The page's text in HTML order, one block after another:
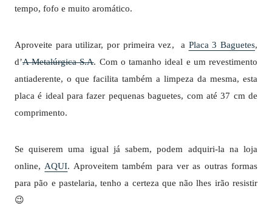
tempo, fofo e muito aromático.
Aproveite para utilizar, por primeira vez, a Placa 3 Baguetes,
d’A Metalúrgica S.A. Com o tamanho ideal e um revestimento
antiaderente, o que facilita também a limpeza da mesma, esta
placa é ideal para fazer pequenas baguetes, com até 37 cm de
comprimento.
Se quiserem uma igual já sabem, podem adquiri-la na loja
online,AQUI. Aproveitem também para ver as outras formas
para pão e pastelaria, tenho a certeza que não lhes irão resistir
😉